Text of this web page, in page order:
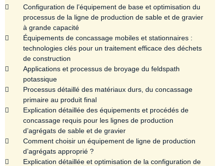
Configuration de l’équipement de base et optimisation du
processus de la ligne de production de sable et de gravier
à grande capacité
Équipements de concassage mobiles et stationnaires :
technologies clés pour un traitement efficace des déchets
de construction
Applications et processus de broyage du feldspath
potassique
Processus détaillé des matériaux durs, du concassage
primaire au produit final
Explication détaillée des équipements et procédés de
concassage requis pour les lignes de production
d’agrégats de sable et de gravier
Comment choisir un équipement de ligne de production
d’agrégats approprié ?
Explication détaillée et optimisation de la configuration de